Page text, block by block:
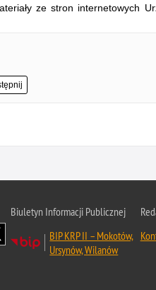
ze stron internetowych
Biuletyn Informacji Publicznej
BIP KRP II – Mokotów,
Ursynów, Wilanów